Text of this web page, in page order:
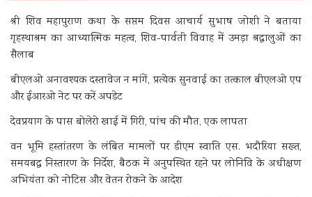
श्री शिव महापुराण कथा के सप्तम दिवस आचार्य सुभाष जोशी ने बताया
गृहस्थाश्रम का आध्यात्मिक महत्व, शिव-पार्वती विवाह में उमड़ा श्रद्धालुओं का
सैलाब
बीएलओ अनावश्यक दस्तावेज न मांगें, प्रत्येक सुनवाई का तत्काल बीएलओ एप
और ईआरओ नेट पर करें अपडेट
देवप्रयाग के पास बोलेरो खाई में गिरी, पांच की मौत, एक लापता
वन भूमि हस्तांतरण के लंबित मामलों पर डीएम स्वाति एस. भदौरिया सख्त,
समयबद्ध निस्तारण के निर्देश, बैठक में अनुपस्थित रहने पर लोनिवि के अधीक्षण
अभियंता को नोटिस और वेतन रोकने के आदेश